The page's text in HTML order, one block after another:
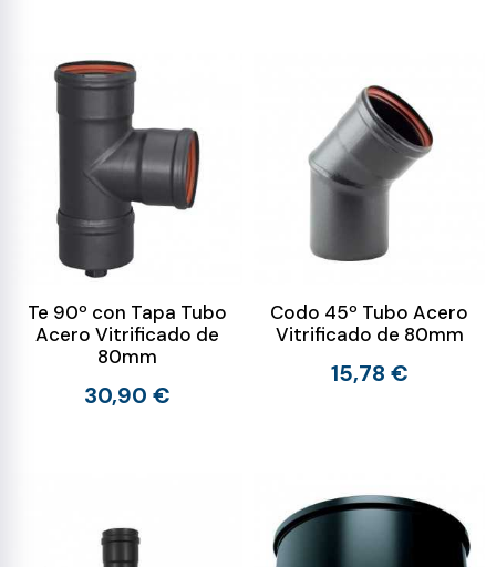
Te 90º con Tapa Tubo
Acero Vitrificado de
80mm
30,90 €
Codo 45º Tubo Acero
Vitrificado de 80mm
15,78 €